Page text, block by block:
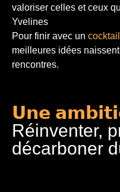
valoriser celles et ceux
Yvelines
Pour finir avec un
meilleures idées
rencontres.
𝗨𝗻𝗲
Réinventer,
décarboner